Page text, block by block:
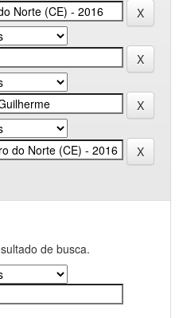
de busca.